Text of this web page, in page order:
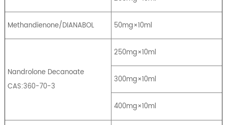
Methandienone/DIANABOL 50mg×10ml
Nandrolone Decanoate
CAS:360-70-3
250mg×10ml
300mg×10ml
400mg×10ml